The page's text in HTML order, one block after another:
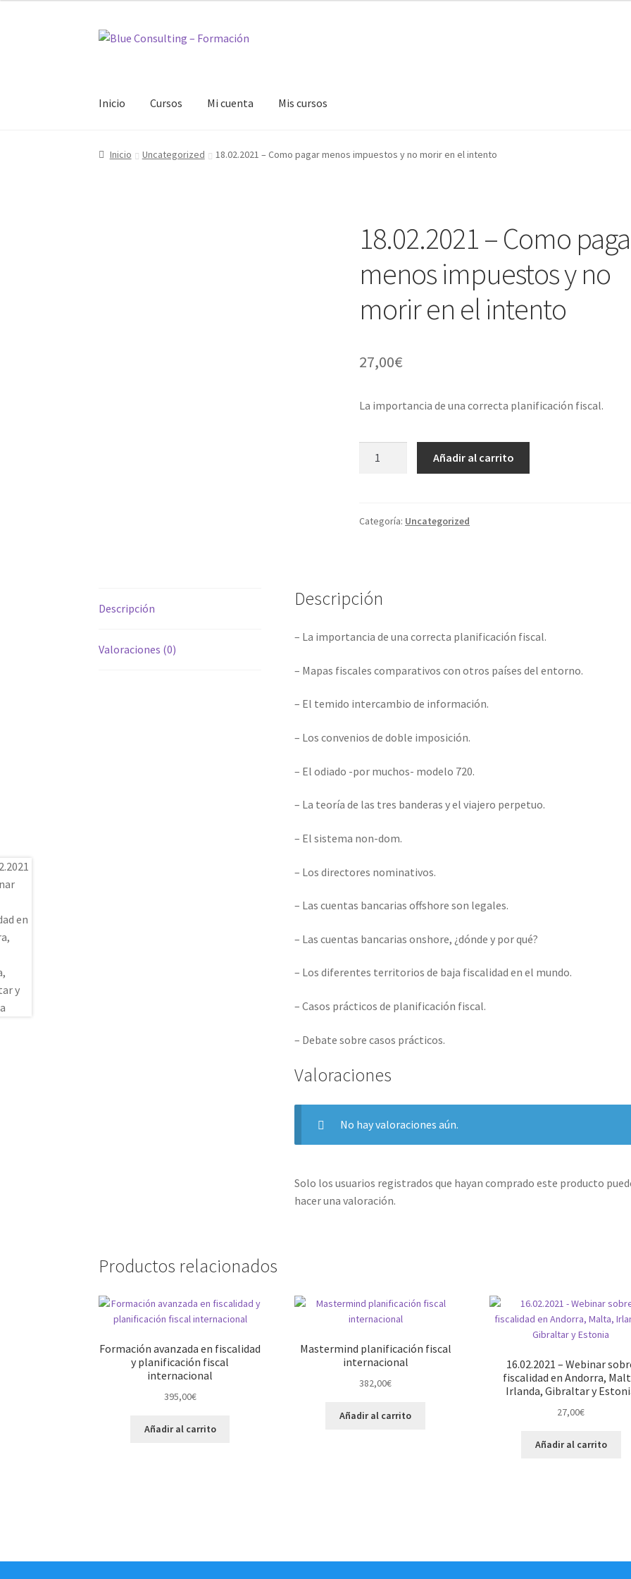
Ir
Ir
Inicio Cursos Mi cuenta Mis cursos
Inicio Bienvenido al área de formación Inicio Mi cuenta Mis cursos Pago
Inicio Uncategorized 18.02.2021 – Como pagar menos impuestos y no morir en el intento
18.02.2021 – Como
menos impuestos y no
morir en el intento
27,00€
La importancia de una correcta planificación fiscal.
menos
morir
en
intento
Añadir al carrito
Categoría: Uncategorized
Descripción
Valoraciones (0)
Descripción
– La importancia de una correcta planificación fiscal.
– Mapas fiscales comparativos con otros países del entorno.
– El temido intercambio de información.
– Los convenios de doble imposición.
– El odiado -por muchos- modelo 720.
– La teoría de las tres banderas y el viajero perpetuo.
– El sistema non-dom.
– Los directores nominativos.
– Las cuentas bancarias offshore son legales.
– Las cuentas bancarias onshore, ¿dónde y por qué?
– Los diferentes territorios de baja fiscalidad en el mundo.
– Casos prácticos de planificación fiscal.
– Debate sobre casos prácticos.
Valoraciones
No hay valoraciones aún.
Solo los usuarios registrados que hayan comprado este producto
hacer una valoración.
Productos relacionados
Formación avanzada en fiscalidad
y planificación fiscal
internacional
395,00€
Añadir al carrito
Mastermind planificación fiscal
internacional
382,00€
Añadir al carrito
16.02.2021 – Webinar
fiscalidad en Andorra,
Irlanda, Gibraltar y
27,00€
Añadir al carrito